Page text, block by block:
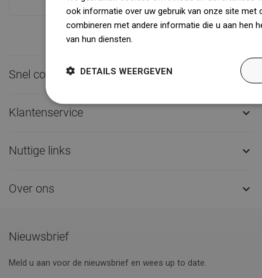
Snel contact 
Klantenservice 
Nuttige links 
Over ons 
Nieuwsbrief
Meld u aan voor de nieuwsbrief en wees up to date.
ook informatie over uw gebruik van onze site met
combineren met andere informatie die u aan hen
van hun diensten.
DETAILS WEERGEVEN